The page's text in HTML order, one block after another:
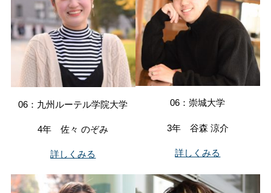
06：九州ルーテル学院大学
4年 佐々 のぞみ
詳しくみる
06：崇城大学
3年 谷森 涼介
詳しくみる